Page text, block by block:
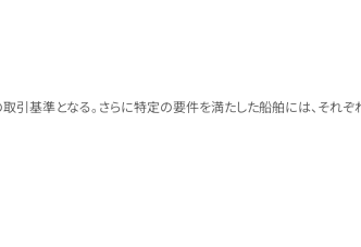
準となる。さらに特定の要件を満たした船舶には、それぞ